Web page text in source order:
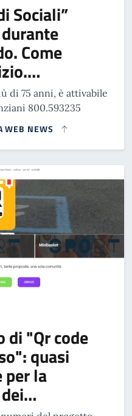
Sociali”
Come
di 75 anni, è attivabile
800.593235
WEB NEWS
di "Qr code
quasi
per la